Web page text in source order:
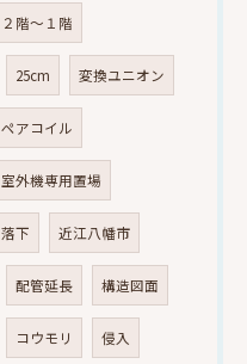
２階～１階
25cm 変換ユニオン
ペアコイル
室外機専用置場
落下 近江八幡市
配管延長 構造図面
コウモリ 侵入